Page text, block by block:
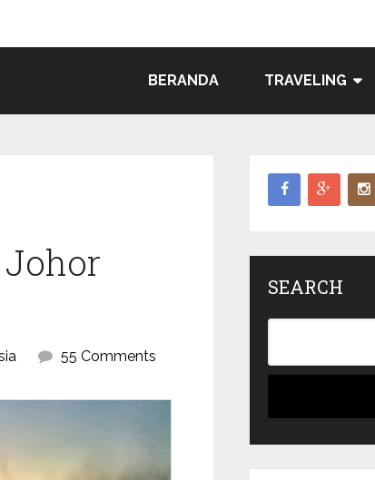
BERANDA TRAVELING
55 Comments
SEARCH